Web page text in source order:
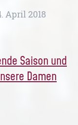
April 2018
Saison und
Damen